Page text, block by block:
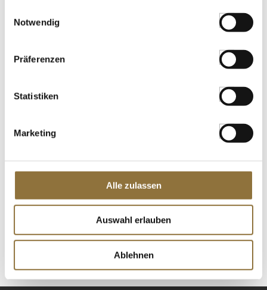
Notwendig
Präferenzen
Statistiken
Marketing
Alle zulassen
Auswahl erlauben
Ablehnen
LEBENSMITTELKENNZEICHNUNGEN
Roh-Marzipan g.g.A., MO MM, 52%
€ 17,99
St.